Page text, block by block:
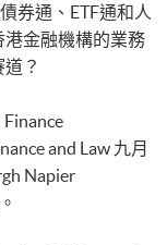
券通、ETF通和人
港金融機構的業務
？
and Law 九月
Napier